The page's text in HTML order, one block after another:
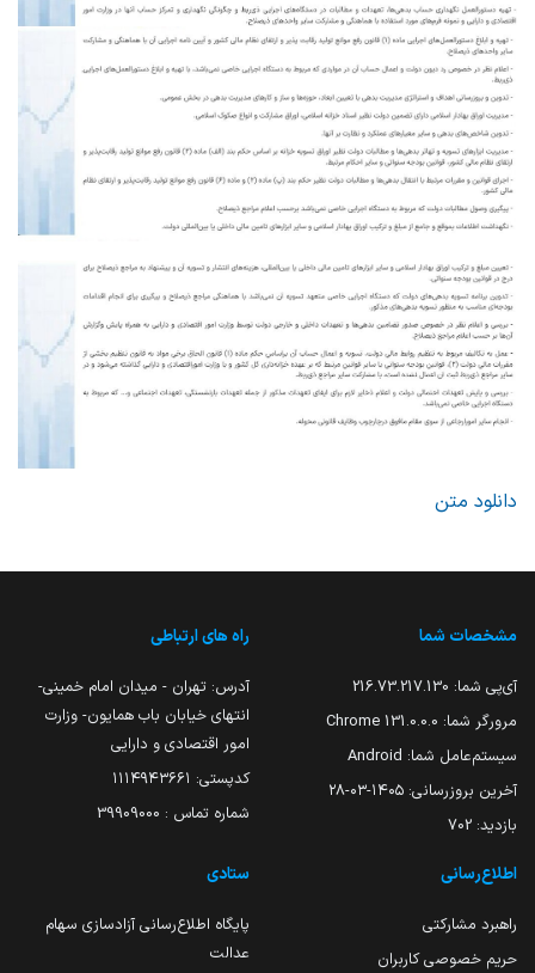
دانلود متن
مشخصات شما
آی‌پی شما: 216.73.217.130
مرورگر شما: 131.0.0.0 Chrome
سیستم‌عامل شما: Android
آخرین بروزرسانی: ۱۴۰۵-۰۳-۲۸
بازدید: 702
راه های ارتباطی
آدرس: تهران - میدان امام خمینی-
انتهای خیابان باب همایون- وزارت
امور اقتصادی و دارایی
کدپستی: ۱۱۱۴۹۴۳۶۶۱
شماره تماس : 39909000
اطلاع‌رسانی
راهبرد مشارکتی
حریم خصوصی کاربران
ستادی
پایگاه اطلاع‌رسانی آزادسازی سهام
عدالت